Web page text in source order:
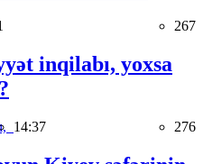
267
inqilabı, yoxsa
14:37 276